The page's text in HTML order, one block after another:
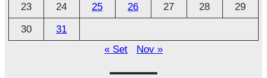
23
24 25 26 27 28
29
30
31
« Set
Nov »